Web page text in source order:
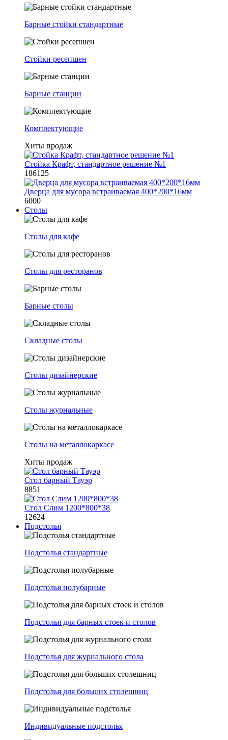
Барные стойки стандартные
Стойки ресепшен
Барные станции
Комплектующие
Хиты продаж
Стойка Крафт, стандартное решение №1
186125
Дверца для мусора встраиваемая 400*200*16мм
6000
Столы
Столы для кафе
Столы для ресторанов
Барные столы
Складные столы
Столы дизайнерские
Столы журнальные
Столы на металлокаркасе
Хиты продаж
Стол барный Тауэр
8851
Стол Слим 1200*800*38
12624
Подстолья
Подстолья стандартные
Подстолья полубарные
Подстолья для барных стоек и столов
Подстолья для журнального стола
Подстолья для больших столешниц
Индивидуальные подстолья